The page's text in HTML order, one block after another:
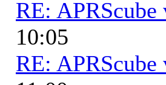
RE:
10:05
RE: